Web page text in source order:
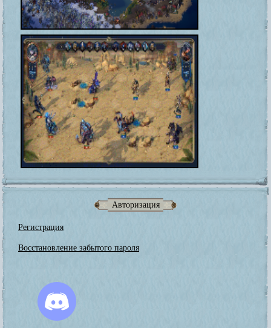
Авторизация
Регистрация
Восстановление забытого пароля